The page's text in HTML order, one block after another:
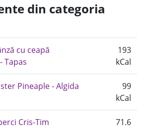
din categoria
cu ceapă
Tapas
193
kCal
Pineaple - Algida
99
kCal
Cris-Tim
71.6